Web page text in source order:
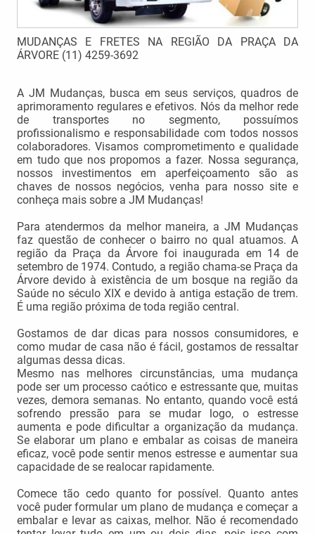
MUDANÇAS E FRETES NA REGIÃO DA PRAÇA DA
ÁRVORE (11) 4259-3692
A JM Mudanças, busca em seus serviços, quadros de
aprimoramento regulares e efetivos. Nós da melhor rede
de transportes no segmento, possuímos
profissionalismo e responsabilidade com todos nossos
colaboradores. Visamos comprometimento e qualidade
em tudo que nos propomos a fazer. Nossa segurança,
nossos investimentos em aperfeiçoamento são as
chaves de nossos negócios, venha para nosso site e
conheça mais sobre a JM Mudanças!
Para atendermos da melhor maneira, a JM Mudanças
faz questão de conhecer o bairro no qual atuamos. A
região da Praça da Árvore foi inaugurada em 14 de
setembro de 1974. Contudo, a região chama-se Praça da
Árvore devido à existência de um bosque na região da
Saúde no século XIX e devido à antiga estação de trem.
É uma região próxima de toda região central.
Gostamos de dar dicas para nossos consumidores, e
como mudar de casa não é fácil, gostamos de ressaltar
algumas dessa dicas.
Mesmo nas melhores circunstâncias, uma mudança
pode ser um processo caótico e estressante que, muitas
vezes, demora semanas. No entanto, quando você está
sofrendo pressão para se mudar logo, o estresse
aumenta e pode dificultar a organização da mudança.
Se elaborar um plano e embalar as coisas de maneira
eficaz, você pode sentir menos estresse e aumentar sua
capacidade de se realocar rapidamente.
Comece tão cedo quanto for possível. Quanto antes
você puder formular um plano de mudança e começar a
embalar e levar as caixas, melhor. Não é recomendado